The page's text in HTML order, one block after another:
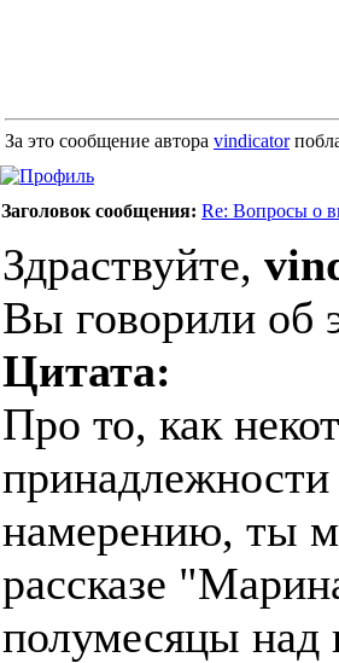
За это сообщение автора vindicator
Заголовок сообщения: Re: Вопросы о
Здраствуйте,
Вы говорили об
Цитата:
Про то, как
намерению, ты
рассказе
полумесяцы над